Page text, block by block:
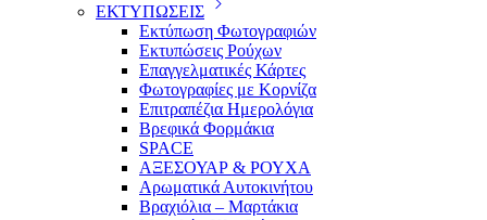
ΕΚΤΥΠΩΣΕΙΣ
Εκτύπωση Φωτογραφιών
Εκτυπώσεις Ρούχων
Επαγγελματικές Κάρτες
Φωτογραφίες με Κορνίζα
Επιτραπέζια Ημερολόγια
Βρεφικά Φορμάκια
SPACE
ΑΞΕΣΟΥΑΡ & ΡΟΥΧΑ
Αρωματικά Αυτοκινήτου
Βραχιόλια – Μαρτάκια